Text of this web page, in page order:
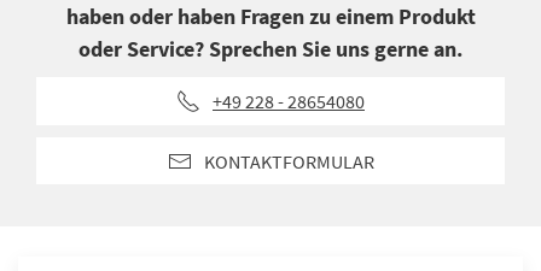
haben oder haben Fragen zu einem Produkt
oder Service? Sprechen Sie uns gerne an.
+49 228 - 28654080
KONTAKTFORMULAR